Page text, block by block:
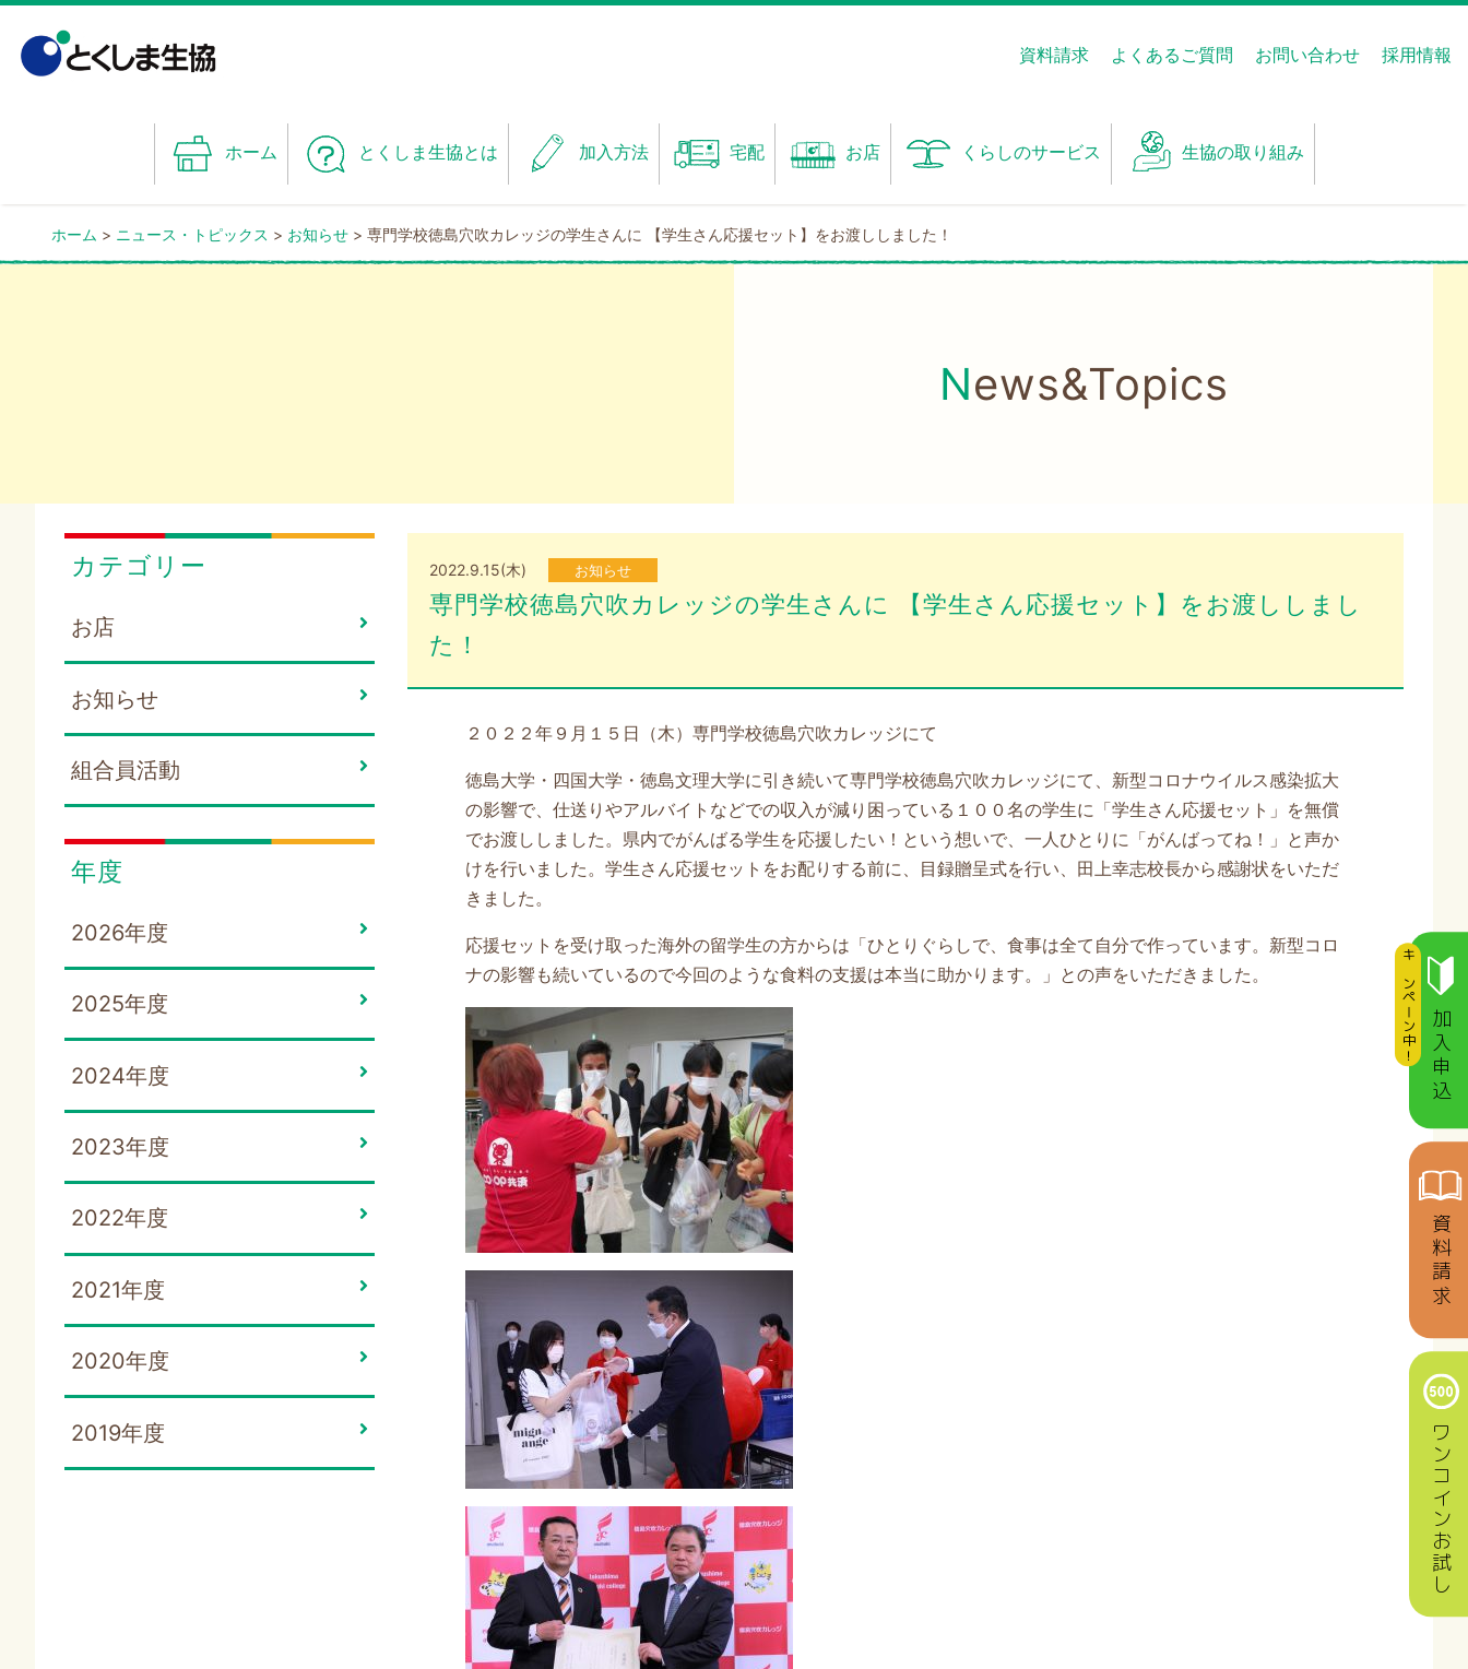
content
資料請求 よくあるご質問 お問い合わせ 採用情報
ホーム とくしま生協とは 加入方法 宅配 お店 くらしのサービス 生協の取り組み
加入申込
キャンペーン中！
資料請求
ワンコインお試し
ホーム > ニュース・トピックス > お知らせ > 専門学校徳島穴吹カレッジの学生さんに 【学生さん応援セット】をお渡ししました！
News&Topics
2022.9.15(木) お知らせ
専門学校徳島穴吹カレッジの学生さんに 【学生さん応援セット】をお渡ししまし
た！
２０２２年９月１５日（木）専門学校徳島穴吹カレッジにて
徳島大学・四国大学・徳島文理大学に引き続いて専門学校徳島穴吹カレッジにて、新型コロナウイルス感染拡大
の影響で、仕送りやアルバイトなどでの収入が減り困っている１００名の学生に「学生さん応援セット」を無償
でお渡ししました。県内でがんばる学生を応援したい！という想いで、一人ひとりに「がんばってね！」と声か
けを行いました。学生さん応援セットをお配りする前に、目録贈呈式を行い、田上幸志校長から感謝状をいただ
きました。
応援セットを受け取った海外の留学生の方からは「ひとりぐらしで、食事は全て自分で作っています。新型コロ
ナの影響も続いているので今回のような食料の支援は本当に助かります。」との声をいただきました。
カテゴリー
お店
お知らせ
組合員活動
年度
2026年度
2025年度
2024年度
2023年度
2022年度
2021年度
2020年度
2019年度